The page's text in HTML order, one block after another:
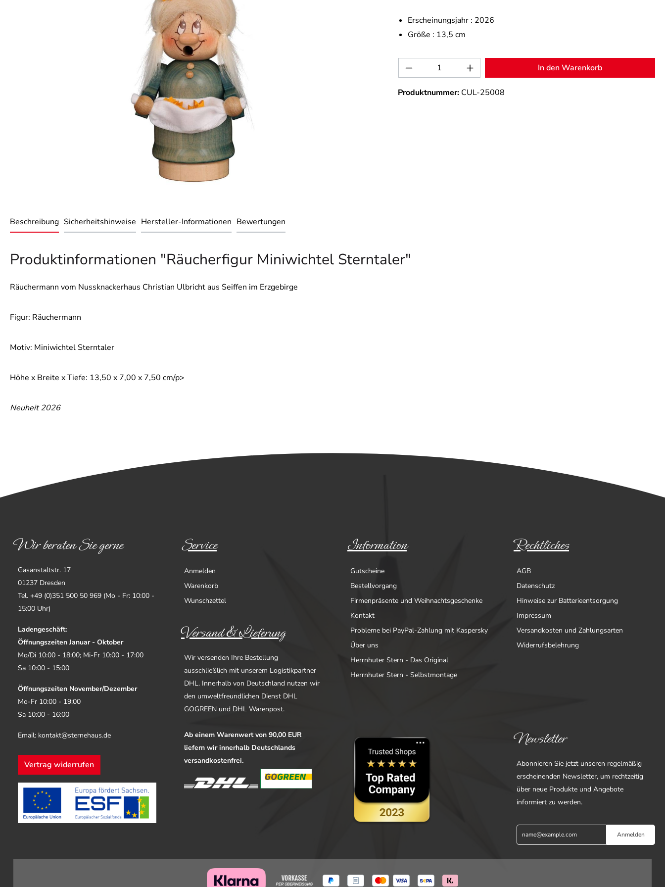
Erscheinungsjahr : 2026
Größe : 13,5 cm
Produkt Anzahl: Gib den gewünschten Wert ein
In den Warenkorb
Produktnummer: CUL-25008
Beschreibung Sicherheitshinweise Hersteller-Informationen Bewertungen
Produktinformationen "Räucherfigur Miniwichtel Sterntaler"
Räuchermann vom Nussknackerhaus Christian Ulbricht aus Seiffen im Erzgebirge
Figur: Räuchermann
Motiv: Miniwichtel Sterntaler
Höhe x Breite x Tiefe: 13,50 x 7,00 x 7,50 cm/p>
Neuheit 2026
Wir beraten Sie gerne
Gasanstaltstr. 17
01237 Dresden
Tel. +49 (0)351 500 50 969 (Mo - Fr: 10:00 -
15:00 Uhr)
Ladengeschäft:
Öffnungszeiten Januar - Oktober
Mo/Di 10:00 - 18:00; Mi-Fr 10:00 - 17:00
Sa 10:00 - 15:00
Öffnungszeiten November/Dezember
Mo-Fr 10:00 - 19:00
Sa 10:00 - 16:00
Email: kontakt@sternehaus.de
Vertrag widerrufen
Service
Anmelden
Warenkorb
Wunschzettel
Information
Gutscheine
Bestellvorgang
Firmenpräsente und Weihnachtsgeschenke
Kontakt
Probleme bei PayPal-Zahlung mit Kaspersky
Über uns
Herrnhuter Stern - Das Original
Herrnhuter Stern - Selbstmontage
Rechtliches
AGB
Datenschutz
Hinweise zur Batterieentsorgung
Impressum
Versandkosten und Zahlungsarten
Widerrufsbelehrung
Versand & Lieferung
Wir versenden Ihre Bestellung
ausschließlich mit unserem Logistikpartner
DHL. Innerhalb von Deutschland nutzen wir
den umweltfreundlichen Dienst DHL
GOGREEN und DHL Warenpost.
Ab einem Warenwert von 90,00 EUR
liefern wir innerhalb Deutschlands
versandkostenfrei.
Newsletter
Abonnieren Sie jetzt unseren regelmäßig
erscheinenden Newsletter, um rechtzeitig
über neue Produkte und Angebote
informiert zu werden.
Anmelden